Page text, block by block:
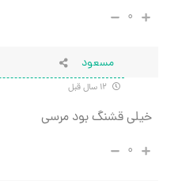
۰
مسعود
خیلی قشنگ بود مرسی
۰